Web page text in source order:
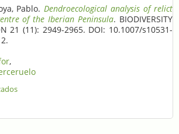
Pablo.Dendroecological analysis of relict
of the Iberian Peninsula. BIODIVERSITY
21 (11): 2949-2965. DOI: 10.1007/s10531-
,